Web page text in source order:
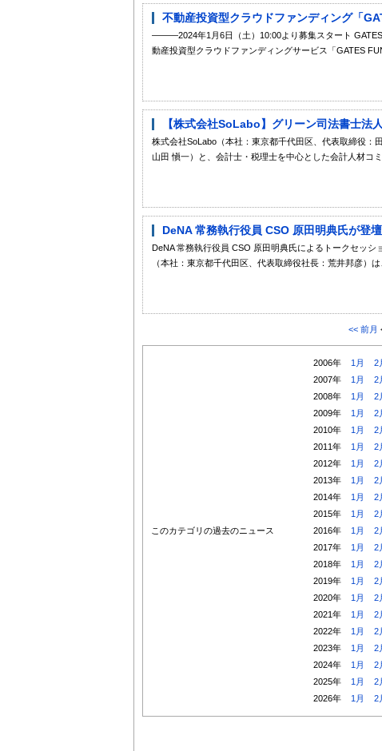
不動産投資型クラウドファンディング「
―――2024年1月6日（土）10:00より募集スタート
動産投資型クラウドファンディングサービス「GATES
【株式会社SoLabo】グリーン司法書士法
株式会社SoLabo（本社：東京都千代田区、代表取締役：
山田 愼一）と、会計士・税理士を中心とした会計人材コ
DeNA 常務執行役員 CSO 原田明典氏が
DeNA 常務執行役員 CSO 原田明典氏によるトークセッ
（本社：東京都千代田区、代表取締役社長：荒井邦彦）は
<< 前月
このカテゴリの過去のニュース
2006年 1月 2
2007年
1月 2
2008年
1月 2
2009年
1月 2
2010年
1月 2
2011年
1月 2
2012年
1月 2
2013年
1月 2
2014年
1月 2
2015年
1月 2
2016年
1月 2
2017年
1月 2
2018年
1月 2
2019年
1月 2
2020年
1月 2
2021年
1月 2
2022年
1月 2
2023年
1月 2
2024年
1月 2
2025年
1月 2
2026年
1月 2